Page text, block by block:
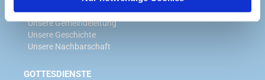
Wir für Sie
Unsere Gemeindeleitung
Unsere Geschichte
Unsere Nachbarschaft
GOTTESDIENSTE